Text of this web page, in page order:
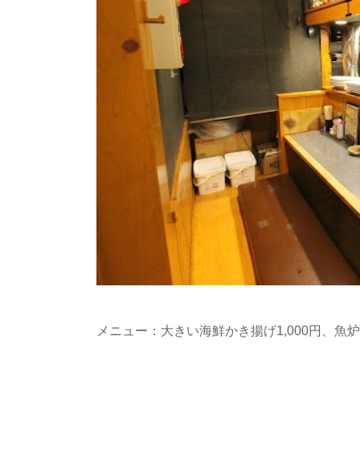
メニュー：大きい海鮮かき揚げ1,000円、魚